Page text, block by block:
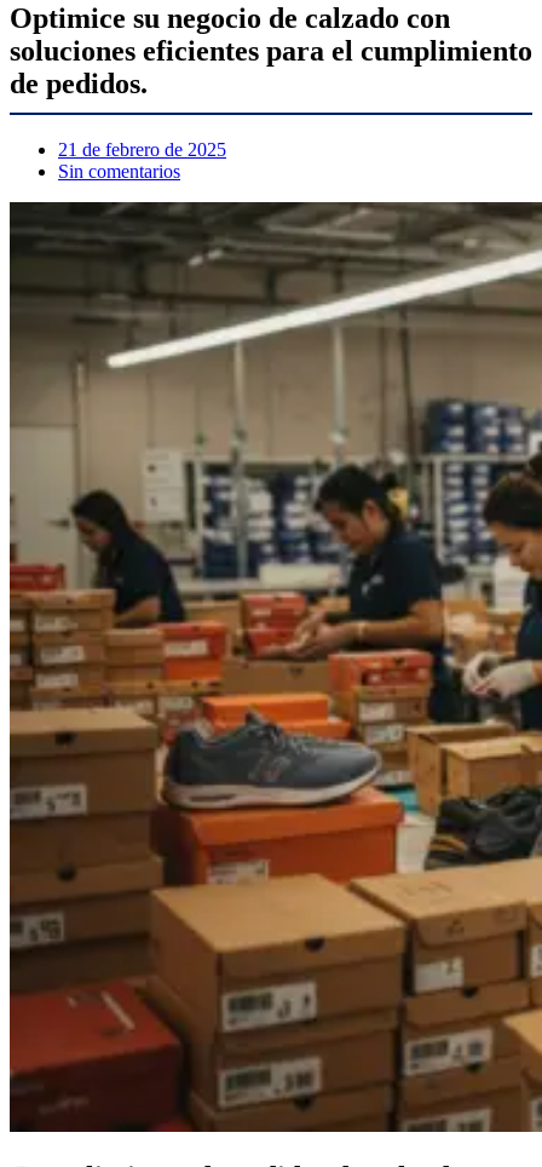
Optimice su negocio de calzado con
soluciones eficientes para el cumplimiento
de pedidos.
21 de febrero de 2025
Sin comentarios